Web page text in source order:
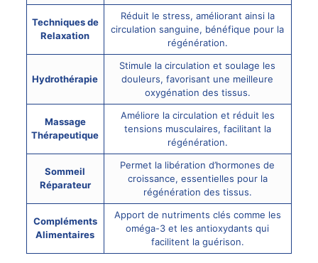
Techniques de
Relaxation
Réduit le stress, améliorant ainsi la
circulation sanguine, bénéfique pour la
régénération.
Hydrothérapie
Stimule la circulation et soulage les
douleurs, favorisant une meilleure
oxygénation des tissus.
Massage
Thérapeutique
Améliore la circulation et réduit les
tensions musculaires, facilitant la
régénération.
Sommeil
Réparateur
Permet la libération d’hormones de
croissance, essentielles pour la
régénération des tissus.
Compléments
Alimentaires
Apport de nutriments clés comme les
oméga-3 et les antioxydants qui
facilitent la guérison.